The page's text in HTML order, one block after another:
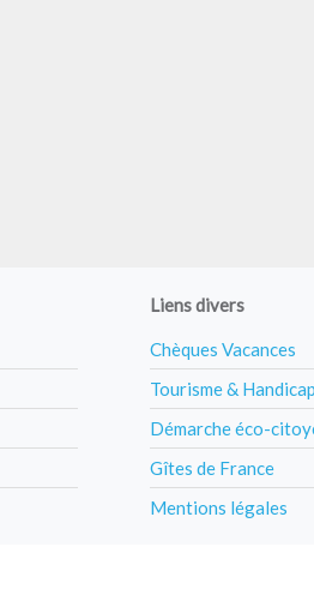
Liens divers
Chèques Vacances
Tourisme & Handicap
Démarche éco-
Gîtes de France
Mentions légales